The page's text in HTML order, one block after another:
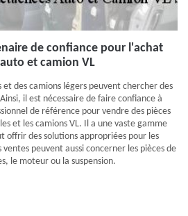
de confiance pour l'achat
et camion VL
des camions légers peuvent chercher des
il est nécessaire de faire confiance à
de référence pour vendre des pièces
et les camions VL. Il a une vaste gamme
offrir des solutions appropriées pour les
peuvent aussi concerner les pièces de
le moteur ou la suspension.